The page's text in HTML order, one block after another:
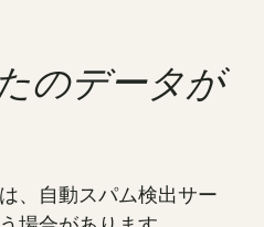
のデータが
、自動スパム検出サー